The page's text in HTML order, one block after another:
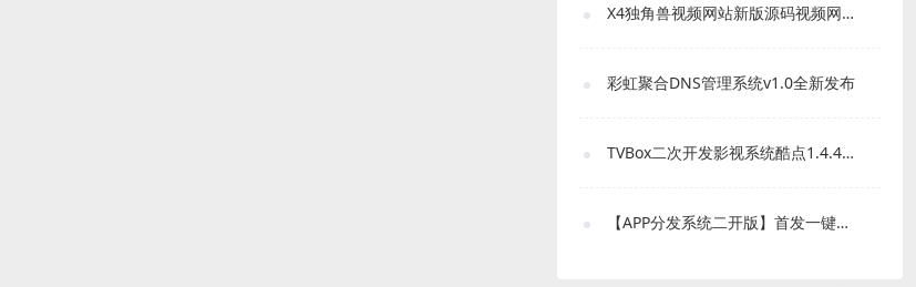
X4独角兽视频网站新版源码视频网站系统源码
彩虹聚合DNS管理系统v1.0全新发布
TVBox二次开发影视系统酷点1.4.4反编译版本
【APP分发系统二开版】首发一键免IOS免签封包分发平台源码 带绿标